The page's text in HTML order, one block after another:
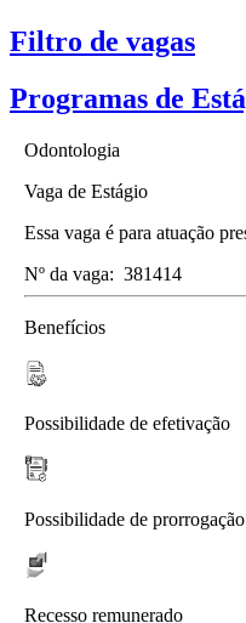
Filtro de vagas
Programas de
Odontologia
Vaga de Estágio
Essa vaga é para atuação
Nº da vaga: 381414
Benefícios
Possibilidade de efetivação
Possibilidade de prorrogação
Recesso remunerado